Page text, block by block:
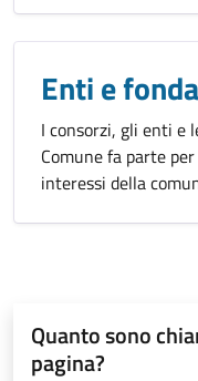
Enti e
I consorzi, gli enti e
Comune fa parte
interessi della
Quanto sono
pagina?